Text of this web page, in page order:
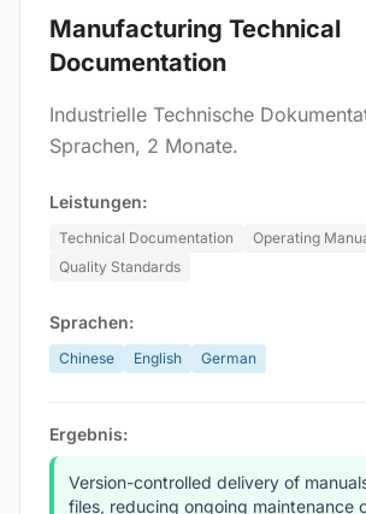
Manufacturing Technical
Documentation
Industrielle Technische
Sprachen, 2 Monate.
Leistungen:
Technical Documentation
Operating
Quality Standards
Sprachen:
Chinese English German
Ergebnis:
Version-controlled delivery of
files, reducing ongoing maintenance